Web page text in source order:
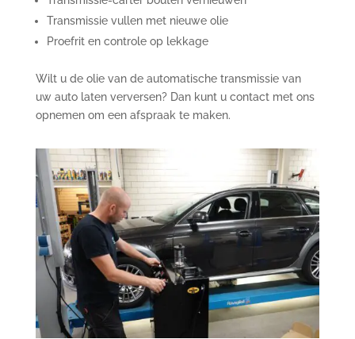
Transmissie vullen met nieuwe olie
Proefrit en controle op lekkage
Wilt u de olie van de automatische transmissie van
uw auto laten verversen? Dan kunt u contact met ons
opnemen om een afspraak te maken.